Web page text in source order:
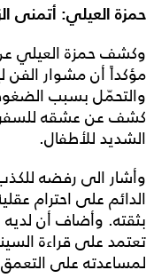
حمزة العيلي: أتمنى
وكشف حمزة العيلي عن
مؤكداً أن مشوار الفن
والتحمّل بسبب الضغوط
كشف عن عشقه للسفر
الشديد للأطفال.
وأشار الى رفضه
الدائم على احترام
بثقته. وأضاف أن
تعتمد على قراءة
لمساعدته على